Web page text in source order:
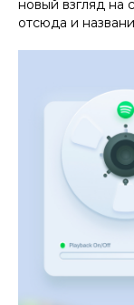
новый взгляд
отсюда и